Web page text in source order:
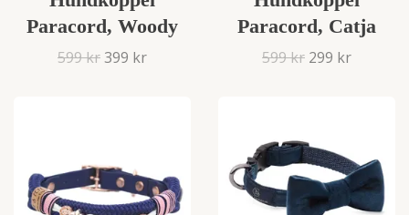
Paracord, Woody
599 kr399 kr
Paracord, Catja
599 kr 299 kr